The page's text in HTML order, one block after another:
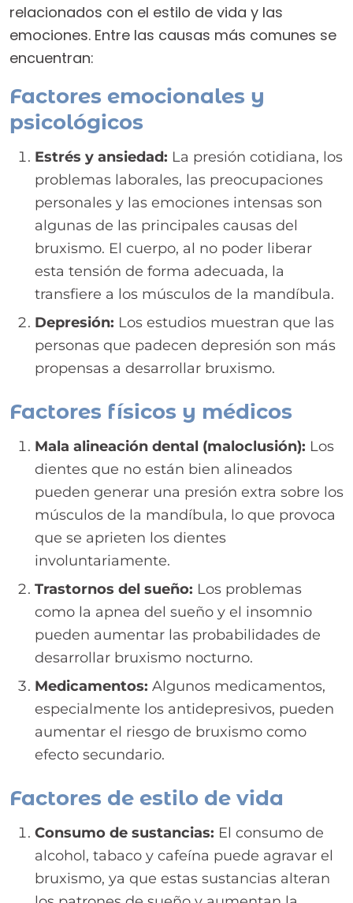
relacionados con el estilo de vida y las
emociones. Entre las causas más comunes se
encuentran:
Factores emocionales y
psicológicos
Estrés y ansiedad: La presión cotidiana, los
problemas laborales, las preocupaciones
personales y las emociones intensas son
algunas de las principales causas del
bruxismo. El cuerpo, al no poder liberar
esta tensión de forma adecuada, la
transfiere a los músculos de la mandíbula.
Depresión: Los estudios muestran que las
personas que padecen depresión son más
propensas a desarrollar bruxismo.
Factores físicos y médicos
Mala alineación dental (maloclusión): Los
dientes que no están bien alineados
pueden generar una presión extra sobre los
músculos de la mandíbula, lo que provoca
que se aprieten los dientes
involuntariamente.
Trastornos del sueño: Los problemas
como la apnea del sueño y el insomnio
pueden aumentar las probabilidades de
desarrollar bruxismo nocturno.
Medicamentos: Algunos medicamentos,
especialmente los antidepresivos, pueden
aumentar el riesgo de bruxismo como
efecto secundario.
Factores de estilo de vida
Consumo de sustancias: El consumo de
alcohol, tabaco y cafeína puede agravar el
bruxismo, ya que estas sustancias alteran